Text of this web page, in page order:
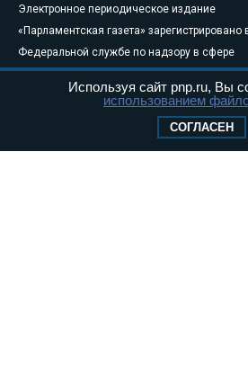
Электронное периодическое издание
«Парламентская газета» зарегистрировано
Федеральной службе по надзору в сфере
связи, информационных технологий и
массовых коммуникаций (Роскомнадзор)
Свидетельство о регистрации Эл № ФС77-
Используя сайт pnp.ru, Вы
использованием
СОГЛАСЕН